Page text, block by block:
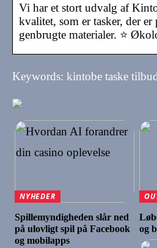
Vi har et stort udvalg af
kvalitet, som er tasker, der
genbrugte materialer. ⭐
Keywords: kintobe taske tilbud
NYHEDER
Spillemyndigheden slår ned
på ulovligt spil på Facebook
og mobilapps
og